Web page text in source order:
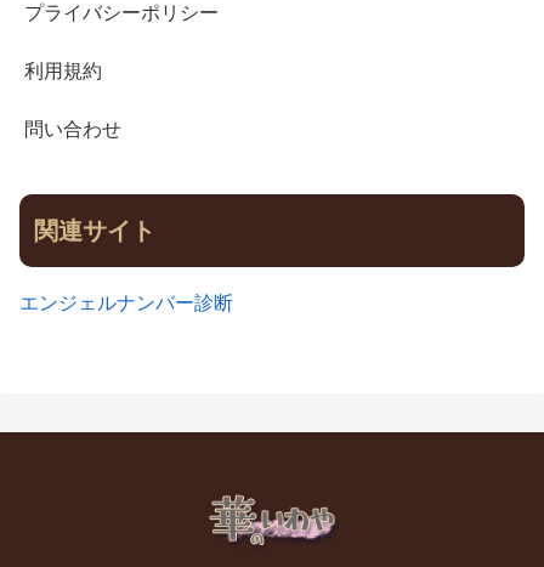
プライバシーポリシー
利用規約
問い合わせ
関連サイト
エンジェルナンバー診断